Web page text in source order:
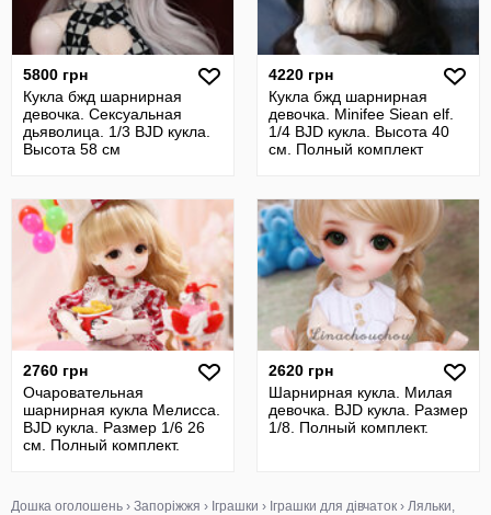
5800 грн
Кукла бжд шарнирная
девочка. Сексуальная
дьяволица. 1/3 BJD кукла.
Высота 58 см
4220 грн
Кукла бжд шарнирная
девочка. Minifee Siean elf.
1/4 BJD кукла. Высота 40
см. Полный комплект
2760 грн
Очаровательная
шарнирная кукла Мелисса.
BJD кукла. Размер 1/6 26
см. Полный комплект.
2620 грн
Шарнирная кукла. Милая
девочка. BJD кукла. Размер
1/8. Полный комплект.
Дошка оголошень › Запоріжжя › Іграшки › Іграшки для дівчаток › Ляльки,